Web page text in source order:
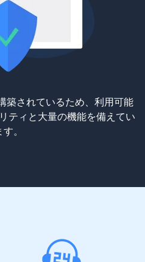
築されているため、利用可能
ティと大量の機能を備えてい
す。